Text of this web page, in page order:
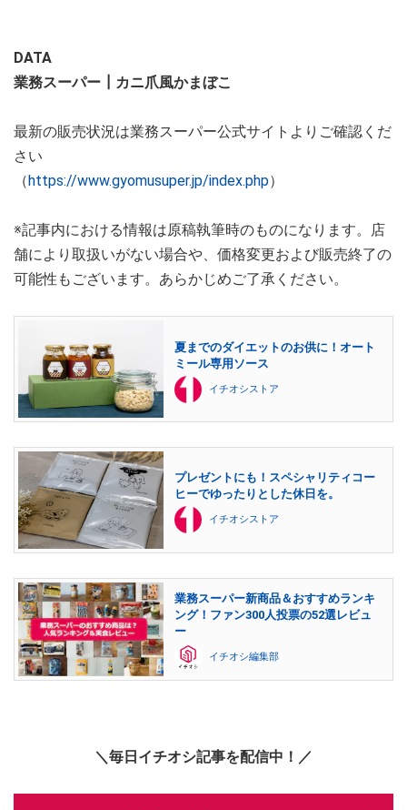
DATA
業務スーパー┃カニ爪風かまぼこ
最新の販売状況は業務スーパー公式サイトよりご確認くだ
さい
（ https://www.gyomusuper.jp/index.php）
※記事内における情報は原稿執筆時のものになります。店
舗により取扱いがない場合や、価格変更および販売終了の
可能性もございます。あらかじめご了承ください。
夏までのダイエットのお供に！オート
ミール専用ソース
イチオシストア
プレゼントにも！スペシャリティコー
ヒーでゆったりとした休日を。
イチオシストア
業務スーパー新商品＆おすすめランキ
ング！ファン300人投票の52選レビュ
ー
イチオシ編集部
＼毎日イチオシ記事を配信中！／